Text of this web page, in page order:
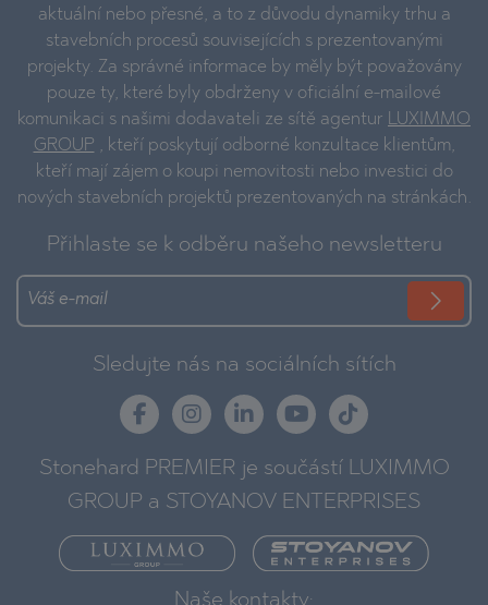
aktuální nebo přesné, a to z důvodu dynamiky trhu a
stavebních procesů souvisejících s prezentovanými
projekty. Za správné informace by měly být považovány
pouze ty, které byly obdrženy v oficiální e-mailové
komunikaci s našimi dodavateli ze sítě agentur LUXIMMO
GROUP , kteří poskytují odborné konzultace klientům,
kteří mají zájem o koupi nemovitosti nebo investici do
nových stavebních projektů prezentovaných na stránkách.
Přihlaste se k odběru našeho newsletteru
Sledujte nás na sociálních sítích
Stonehard PREMIER je součástí LUXIMMO
GROUP a STOYANOV ENTERPRISES